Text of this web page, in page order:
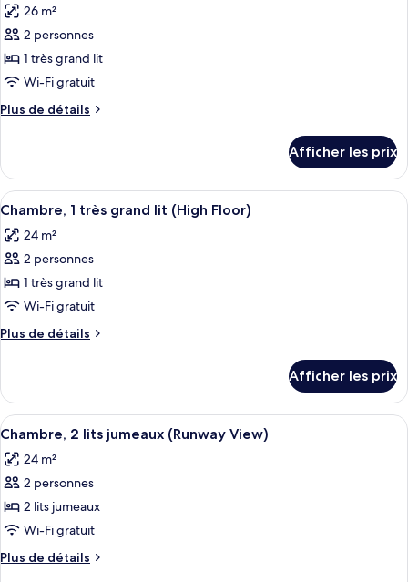
lit
(Runway
View)
lit
(Runway
les
photos
pour
ce
type
de
Chambre,
très
grand
lit
(Deluxe
View)
26 m²
2 personnes
1 très grand lit
Wi-Fi gratuit
Plus de détails
Plus
Chambre,
très
lit
(Deluxe
Afficher les prix
Afficher
toutes
les
photos
pour
ce
type
de
Chambre,
très
grand
lit
(High
Floor)
Une chambre d’hôtel avec un
4
Chambre, 1 très grand lit (High Floor)
24 m²
2 personnes
1 très grand lit
Wi-Fi gratuit
Plus de détails
Plus
Chambre,
très
lit
(High
Afficher les prix
Afficher
toutes
les
photos
pour
ce
type
de
Une chambre d’hôtel avec deux
4
Chambre, 2 lits jumeaux (Runway View)
24 m²
2 personnes
2 lits jumeaux
Wi-Fi gratuit
Plus de détails
Plus